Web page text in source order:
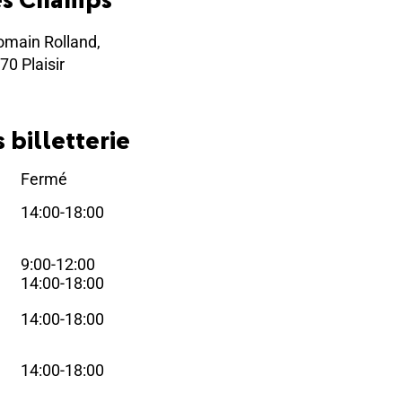
Rolland,
Plaisir
billetterie
Fermé
14:00-18:00
9:00-12:00
14:00-18:00
14:00-18:00
14:00-18:00